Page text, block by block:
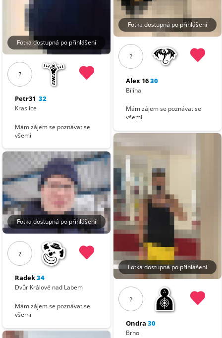
Fotka dostupná po přihlášení
?
Petr31 32
Kraslice
Mám zájem se poznávat se
všemi
Fotka dostupná po přihlášení
?
Radek34
Dvůr Králové nad Labem
Mám zájem se poznávat se
všemi
Fotka dostupná po přihlášení
?
Alex 1630
Bílina
Mám zájem se poznávat se
všemi
Fotka dostupná po přihlášení
?
Ondra 30
Brno